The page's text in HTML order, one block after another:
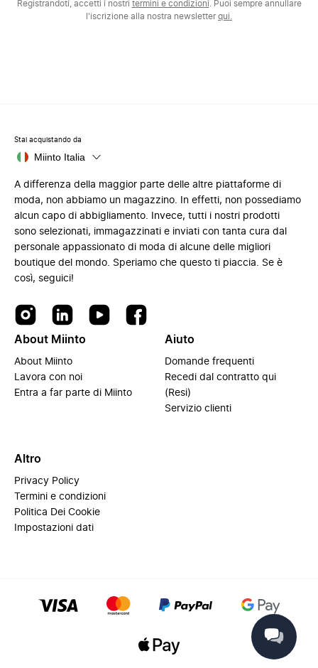
Registrandoti, accetti i nostri termini e condizioni . Puoi sempre annullare
l'iscrizione alla nostra newsletterqui.
Stai acquistando da
Miinto Italia
A differenza della maggior parte delle altre piattaforme di
moda, non abbiamo un magazzino. In effetti, non possediamo
alcun capo di abbigliamento. Invece, tutti i nostri prodotti
sono selezionati, immagazzinati e inviati con tanta cura dal
personale appassionato di moda di alcune delle migliori
boutique del mondo. Speriamo che questo ti piaccia. Se è
così, seguici!
About Miinto
About Miinto
Lavora con noi
Entra a far parte di Miinto
Aiuto
Domande frequenti
Recedi dal contratto qui
(Resi)
Servizio clienti
Altro
Privacy Policy
Termini e condizioni
Politica Dei Cookie
Impostazioni dati